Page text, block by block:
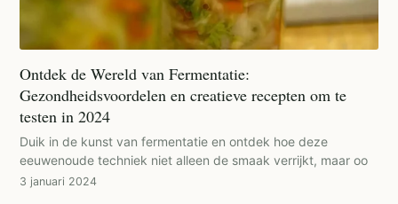
Ontdek de Wereld van Fermentatie:
Gezondheidsvoordelen en creatieve recepten om te
testen in 2024
Duik in de kunst van fermentatie en ontdek hoe deze
eeuwenoude techniek niet alleen de smaak verrijkt, maar oo
3 januari 2024